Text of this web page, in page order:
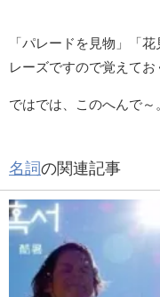
「パレードを見物」「
レーズですので覚えてお
ではでは、このへんで～
名詞の関連記事